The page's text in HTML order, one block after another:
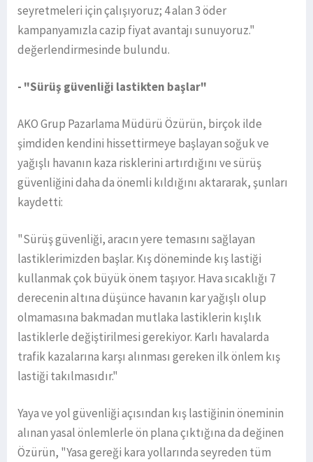
seyretmeleri için çalışıyoruz; 4 alan 3 öder
kampanyamızla cazip fiyat avantajı sunuyoruz."
değerlendirmesinde bulundu.
- "Sürüş güvenliği lastikten başlar"
AKO Grup Pazarlama Müdürü Özürün, birçok ilde
şimdiden kendini hissettirmeye başlayan soğuk ve
yağışlı havanın kaza risklerini artırdığını ve sürüş
güvenliğini daha da önemli kıldığını aktararak, şunları
kaydetti:
"Sürüş güvenliği, aracın yere temasını sağlayan
lastiklerimizden başlar. Kış döneminde kış lastiği
kullanmak çok büyük önem taşıyor. Hava sıcaklığı 7
derecenin altına düşünce havanın kar yağışlı olup
olmamasına bakmadan mutlaka lastiklerin kışlık
lastiklerle değiştirilmesi gerekiyor. Karlı havalarda
trafik kazalarına karşı alınması gereken ilk önlem kış
lastiği takılmasıdır."
Yaya ve yol güvenliği açısından kış lastiğinin öneminin
alınan yasal önlemlerle ön plana çıktığına da değinen
Özürün, "Yasa gereği kara yollarında seyreden tüm